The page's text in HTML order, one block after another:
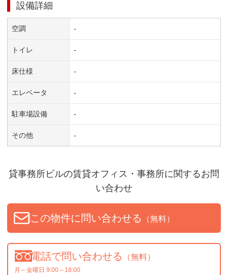
設備詳細
空調 -
トイレ -
床仕様 -
エレベータ -
駐車場設備 -
その他 -
貸事務所ビルの賃貸オフィス・事務所に関するお問
い合わせ
この物件に問い合わせる （無料）
電話で問い合わせる （無料）
月～金曜日 9:00～18:00